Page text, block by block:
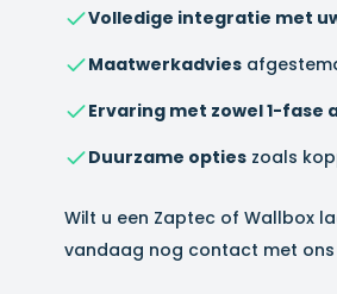
Volledige integratie met
Maatwerkadvies
Ervaring met zowel 1-
Duurzame opties zoals
Wilt u een Zaptec of Wallbox
vandaag nog contact met